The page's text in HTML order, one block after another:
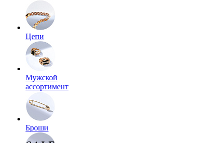
Цепи
Мужской
ассортимент
Броши